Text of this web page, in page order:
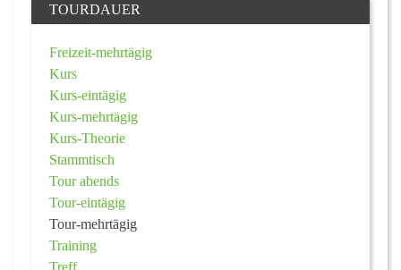
TOURDAUER
Freizeit-mehrtägig
Kurs
Kurs-eintägig
Kurs-mehrtägig
Kurs-Theorie
Stammtisch
Tour abends
Tour-eintägig
Tour-mehrtägig
Training
Treff